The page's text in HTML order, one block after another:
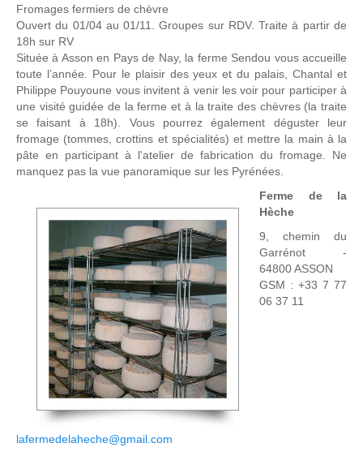
Fromages fermiers de chèvre
Ouvert du 01/04 au 01/11. Groupes sur RDV. Traite à partir de
18h sur RV
Située à Asson en Pays de Nay, la ferme Sendou vous accueille
toute l’année. Pour le plaisir des yeux et du palais, Chantal et
Philippe Pouyoune vous invitent à venir les voir pour participer à
une visité guidée de la ferme et à la traite des chèvres (la traite
se faisant à 18h). Vous pourrez également déguster leur
fromage (tommes, crottins et spécialités) et mettre la main à la
pâte en participant à l'atelier de fabrication du fromage. Ne
manquez pas la vue panoramique sur les Pyrénées.
Ferme de la
Hèche
9, chemin du
Garrénot -
64800 ASSON
GSM : +33 7 77
06 37 11
lafermedelaheche@gmail.com